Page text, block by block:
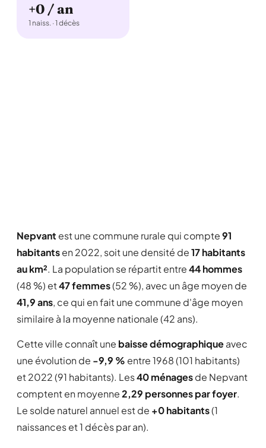
+0 / an
1 naiss. · 1 décès
Nepvant est une commune rurale qui compte91
habitantsen 2022, soit une densité de17 habitants
au km². La population se répartit entre44 hommes
(48 %) et47 femmes(52 %), avec un âge moyen de
41,9 ans, ce qui en fait une commune d'âge moyen
similaire à la moyenne nationale (42 ans).
Cette ville connaît une baisse démographiqueavec
une évolution de -9,9 % entre 1968 (101 habitants)
et 2022 (91 habitants). Les40 ménagesde Nepvant
comptent en moyenne2,29 personnes par foyer.
Le solde naturel annuel est de +0 habitants(1
naissances et 1 décès par an).